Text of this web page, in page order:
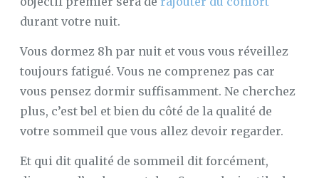
durant votre nuit.
Vous dormez 8h par nuit et vous vous réveillez
toujours fatigué. Vous ne comprenez pas car
vous pensez dormir suffisamment. Ne cherchez
plus, c’est bel et bien du côté de la qualité de
votre sommeil que vous allez devoir regarder.
Et qui dit qualité de sommeil dit forcément,